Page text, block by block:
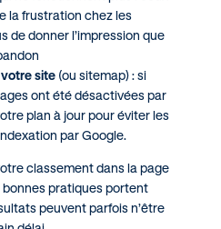
la frustration chez les
de donner l’impression que
votre site (ou sitemap) : si
ont été désactivées par
plan à jour pour éviter les
par Google.
classement dans la page
pratiques portent
peuvent parfois n’être